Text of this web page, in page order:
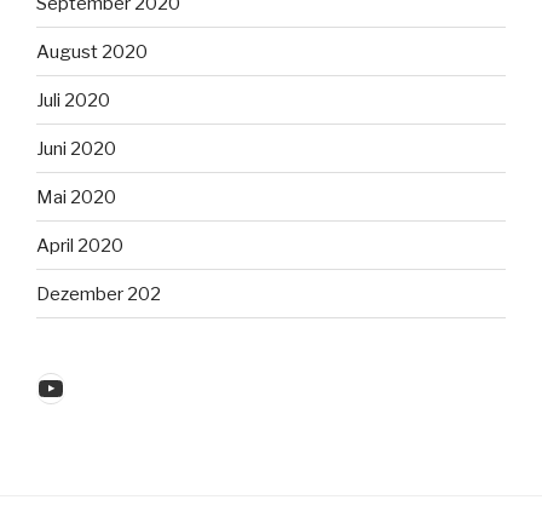
August 2020
Juli 2020
Juni 2020
Mai 2020
April 2020
Dezember 202
YouTube